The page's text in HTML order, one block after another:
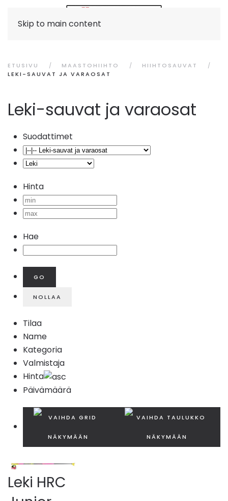
Skip to main content
ETUSIVU MAASTOHIIHTO
HIIHTOSAUVAT
LEKI-SAUVAT JA VARAOSAT
Leki-sauvat ja varaosat
Suodattimet
Hinta
Hae
Tilaa
Name
Kategoria
Valmistaja
Hinta
Päivämäärä
Leki HRC